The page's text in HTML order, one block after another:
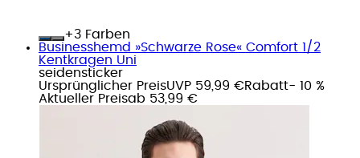
+
Farben
Businesshemd »Schwarze Rose« Comfort 1/2
Kentkragen Uni
seidensticker
Ursprünglicher PreisUVP 59,99 €Rabatt- 10 %
Aktueller Preisab 53,99 €